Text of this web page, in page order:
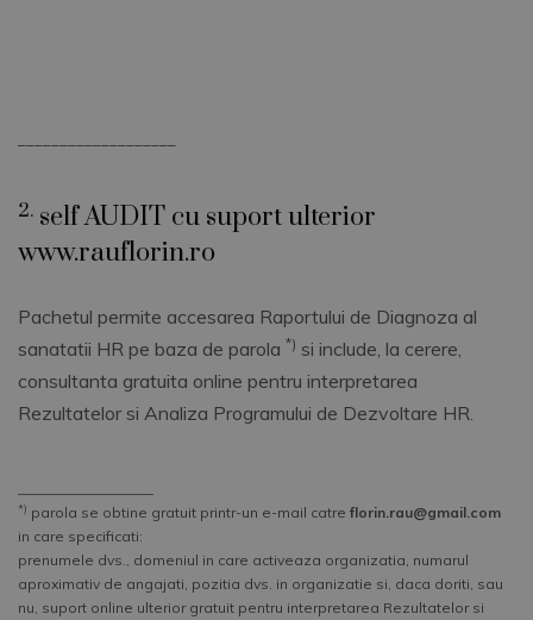
2. self AUDIT cu suport ulterior
www.rauflorin.ro
Pachetul permite accesarea Raportului de Diagnoza al
sanatatii HR pe baza de parola *) si include, la cerere,
consultanta gratuita online pentru interpretarea
Rezultatelor si Analiza Programului de Dezvoltare HR.
*) parola se obtine gratuit printr-un e-mail catre florin.rau@gmail.com
in care specificati:
prenumele dvs., domeniul in care activeaza organizatia, numarul
aproximativ de angajati, pozitia dvs. in organizatie si, daca doriti, sau
nu, suport online ulterior gratuit pentru interpretarea Rezultatelor si